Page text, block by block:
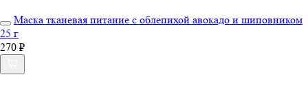
Маска тканевая питание с облепихой авокадо и шиповником
25 г
270 ₽